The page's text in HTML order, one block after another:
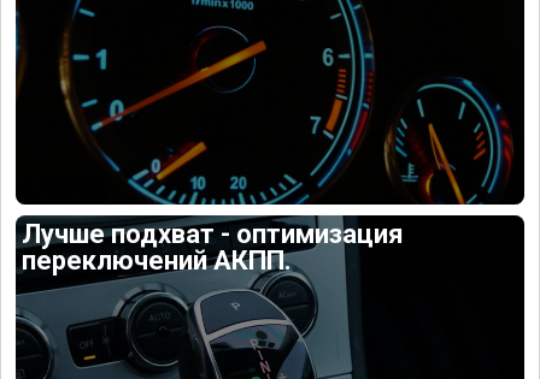
Лучше подхват - оптимизация
переключений АКПП.